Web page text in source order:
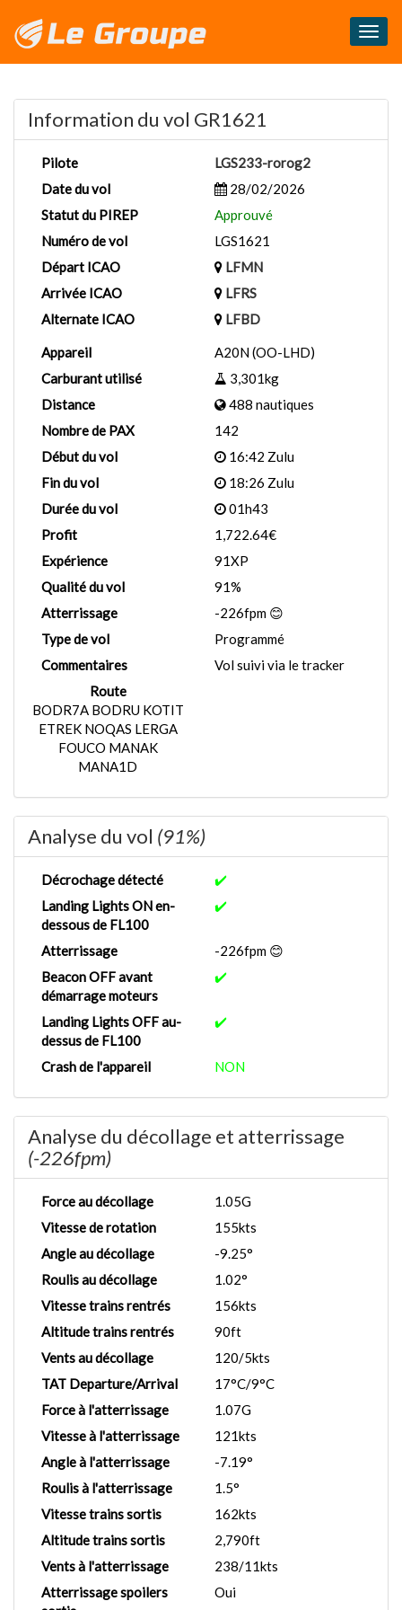
Information du vol GR1621
Pilote
LGS233-rorog2
Date du vol
28/02/2026
Statut du PIREP
Approuvé
Numéro de vol
LGS1621
Départ ICAO
LFMN
Arrivée ICAO
LFRS
Alternate ICAO
LFBD
Appareil
A20N (OO-LHD)
Carburant utilisé
3,301kg
Distance
488 nautiques
Nombre de PAX
142
Début du vol
16:42 Zulu
Fin du vol
18:26 Zulu
Durée du vol
01h43
Profit
1,722.64€
Expérience
91XP
Qualité du vol
91%
Atterrissage
-226fpm 😊
Type de vol
Programmé
Commentaires
Vol suivi via le tracker
Route
BODR7A BODRU KOTIT
ETREK NOQAS LERGA
FOUCO MANAK
MANA1D
Analyse du vol (91%)
Décrochage détecté
✔️
Landing Lights ON en-
dessous de FL100
✔️
Atterrissage
-226fpm 😊
Beacon OFF avant
démarrage moteurs
✔️
Landing Lights OFF au-
dessus de FL100
✔️
Crash de l'appareil NON
Analyse du décollage et atterrissage
(-226fpm)
Force au décollage
1.05G
Vitesse de rotation
155kts
Angle au décollage
-9.25°
Roulis au décollage
1.02°
Vitesse trains rentrés
156kts
Altitude trains rentrés
90ft
Vents au décollage
120/5kts
TAT Departure/Arrival
17°C/9°C
Force à l'atterrissage
1.07G
Vitesse à l'atterrissage
121kts
Angle à l'atterrissage
-7.19°
Roulis à l'atterrissage
1.5°
Vitesse trains sortis
162kts
Altitude trains sortis
2,790ft
Vents à l'atterrissage
238/11kts
Atterrissage spoilers
Oui